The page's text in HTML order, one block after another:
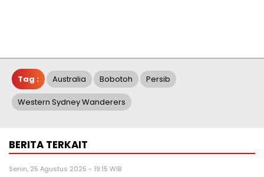
Tag : Australia Bobotoh Persib
Western Sydney Wanderers
BERITA TERKAIT
Senin, 25 Agustus 2025 - 19:15 WIB